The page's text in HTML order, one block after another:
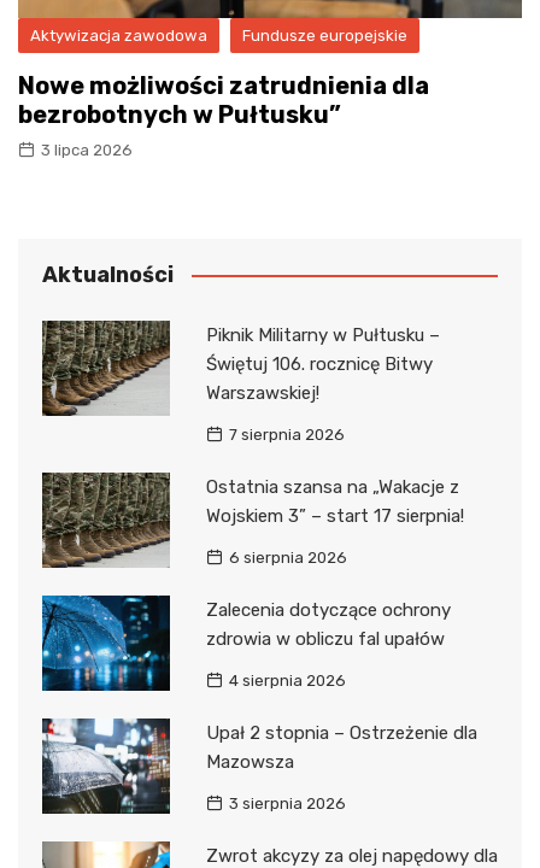
Aktywizacja zawodowa Fundusze europejskie
Nowe możliwości zatrudnienia dla
bezrobotnych w Pułtusku”
3 lipca 2026
Aktualności
Piknik Militarny w Pułtusku –
Świętuj 106. rocznicę Bitwy
Warszawskiej!
7 sierpnia 2026
Ostatnia szansa na „Wakacje z
Wojskiem 3” – start 17 sierpnia!
6 sierpnia 2026
Zalecenia dotyczące ochrony
zdrowia w obliczu fal upałów
4 sierpnia 2026
Upał 2 stopnia – Ostrzeżenie dla
Mazowsza
3 sierpnia 2026
Zwrot akcyzy za olej napędowy dla